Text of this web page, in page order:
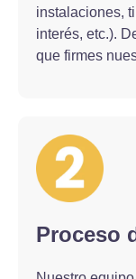
instalaciones,
interés, etc.).
que firmes
Proceso